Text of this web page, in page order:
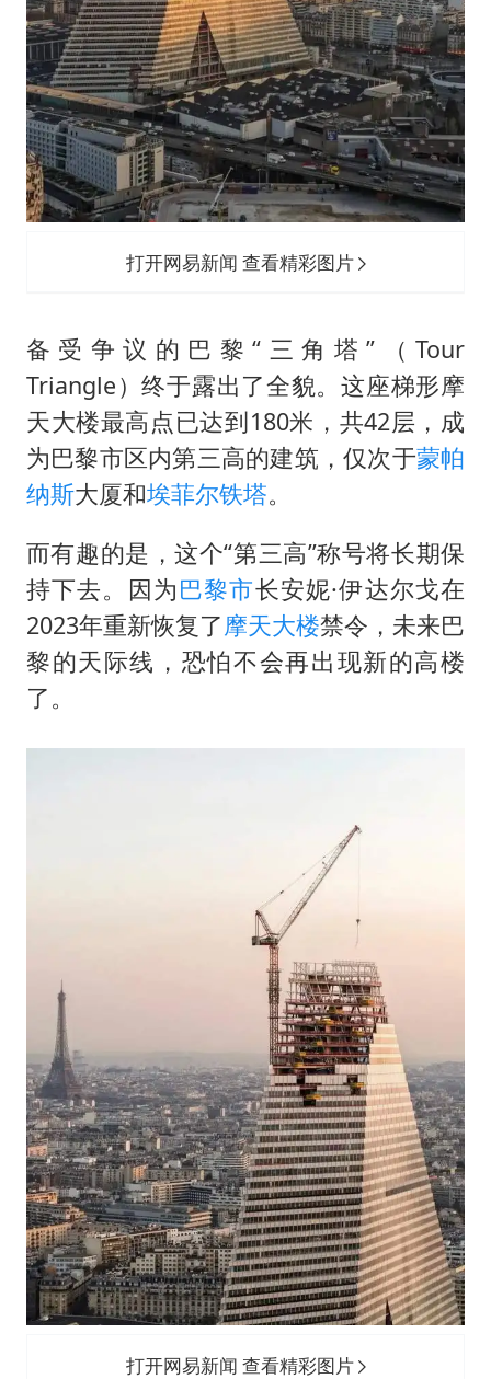
打开网易新闻 查看精彩图片
备受争议的巴黎“三角塔”（Tour
Triangle）终于露出了全貌。这座梯形摩
天大楼最高点已达到180米，共42层，成
为巴黎市区内第三高的建筑，仅次于蒙帕
纳斯大厦和埃菲尔铁塔。
而有趣的是，这个“第三高”称号将长期保
持下去。因为巴黎市长安妮·伊达尔戈在
2023年重新恢复了摩天大楼禁令，未来巴
黎的天际线，恐怕不会再出现新的高楼
了。
打开网易新闻 查看精彩图片